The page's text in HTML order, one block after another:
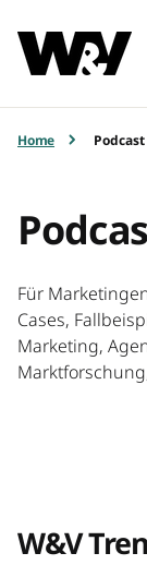
Home Podcast
Für
Cases,
Marketing,
W&V